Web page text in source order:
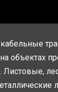
объектах
Листовые,